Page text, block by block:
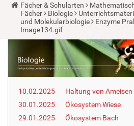
Y
o
u
a
r
e
r
e
Fächer & Schularten
Fächer
Biologie
und Molekularbiologie
Enzyme
Image134.gif
10.02.2025
Haltung von Ameisen
30.01.2025
Ökosystem Wiese
29.01.2025
Ökosystem Bach